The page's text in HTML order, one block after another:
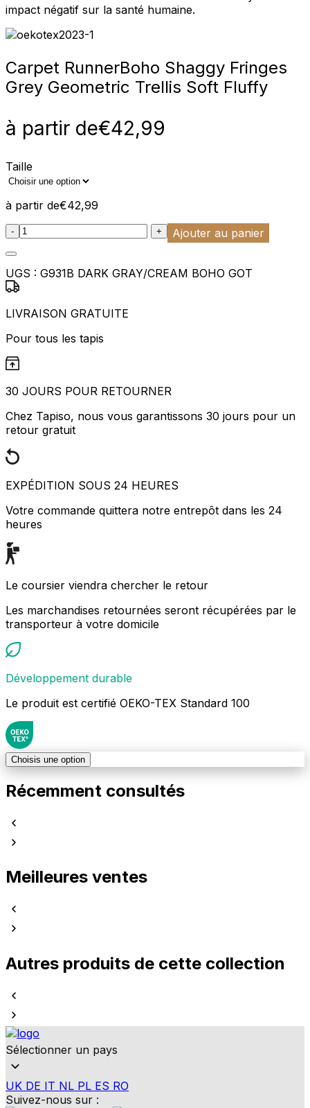
impact négatif sur la santé humaine.
Carpet RunnerBoho Shaggy Fringes
Grey Geometric Trellis Soft Fluffy
à partir de€42,99
Taille
à partir de€42,99
:product_name quantity
- + Ajouter au panier
UGS : G931B DARK GRAY/CREAM BOHO GOT
LIVRAISON GRATUITE
Pour tous les tapis
30 JOURS POUR RETOURNER
Chez Tapiso, nous vous garantissons 30 jours pour un
retour gratuit
EXPÉDITION SOUS 24 HEURES
Votre commande quittera notre entrepôt dans les 24
heures
Le coursier viendra chercher le retour
Les marchandises retournées seront récupérées par le
transporteur à votre domicile
Développement durable
Le produit est certifié OEKO-TEX Standard 100
Choisis une option
Récemment consultés
Meilleures ventes
Autres produits de cette collection
Sélectionner un pays
UK DE IT NL PL ES RO
Suivez-nous sur :